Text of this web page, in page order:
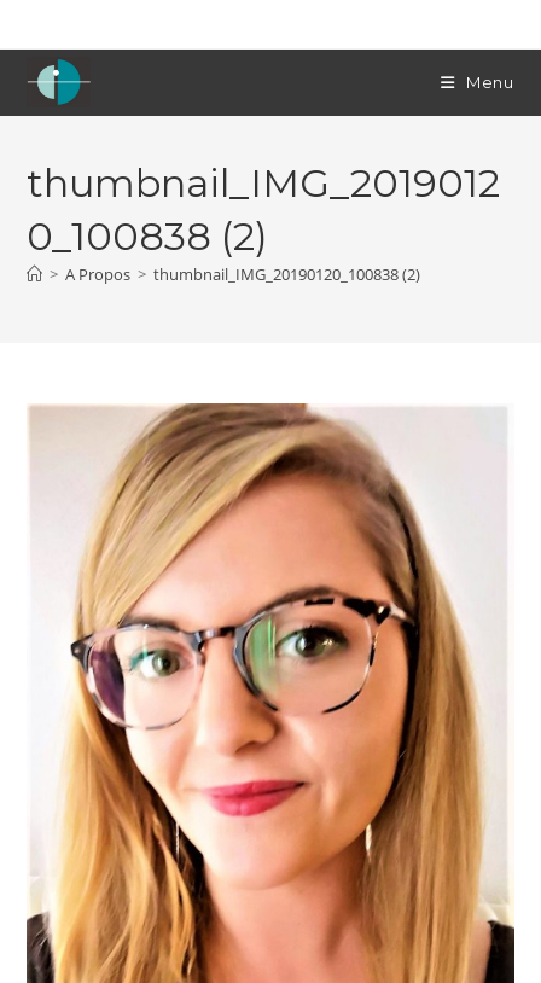
to
content
Menu
thumbnail_IMG_2019012
0_100838 (2)
> A Propos > thumbnail_IMG_20190120_100838 (2)